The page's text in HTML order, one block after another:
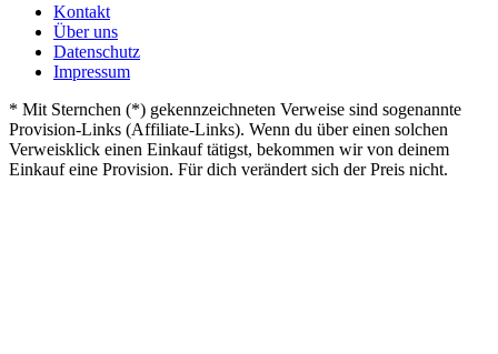
Kontakt
Über uns
Datenschutz
Impressum
* Mit Sternchen (*) gekennzeichneten Verweise sind sogenannte
Provision-Links (Affiliate-Links). Wenn du über einen solchen
Verweisklick einen Einkauf tätigst, bekommen wir von deinem
Einkauf eine Provision. Für dich verändert sich der Preis nicht.